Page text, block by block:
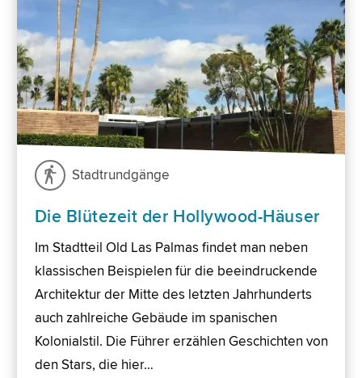
Stadtrundgänge
Die Blütezeit der Hollywood-Häuser
Im Stadtteil Old Las Palmas findet man neben
klassischen Beispielen für die beeindruckende
Architektur der Mitte des letzten Jahrhunderts
auch zahlreiche Gebäude im spanischen
Kolonialstil. Die Führer erzählen Geschichten von
den Stars, die hier…